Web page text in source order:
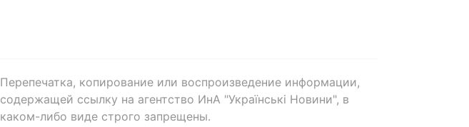
Перепечатка, копирование или воспроизведение информации,
содержащей ссылку на агентство ИнА "Українські Новини", в
каком-либо виде строго запрещены.